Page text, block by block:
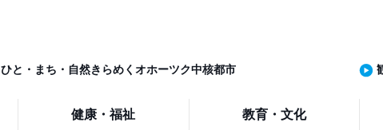
ひと・まち・自然きらめくオホーツク中核都市
健康・福祉 教育・文化